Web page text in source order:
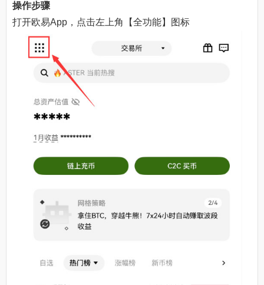
操作步骤
打开欧易App，点击左上角【全功能】图标